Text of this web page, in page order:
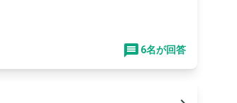
6名が回答